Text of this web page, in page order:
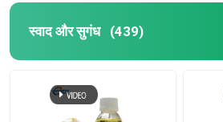
स्वाद और सुगंध (439)